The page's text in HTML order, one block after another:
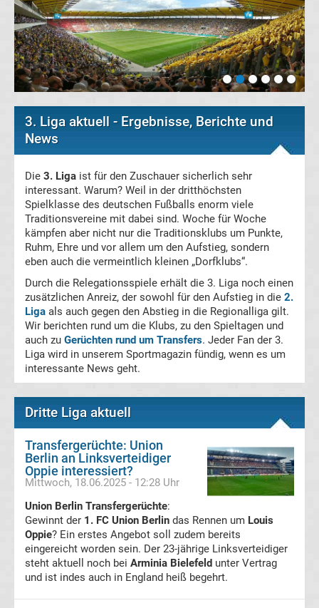
League
Europa
League
Premier
League
La
Serie
A
Türk.
Süper
Lig
Internat.
Fußball
UEFA
3. Liga aktuell - Ergebnisse, Berichte und
News
Die 3. Liga ist für den Zuschauer sicherlich sehr
interessant. Warum? Weil in der dritthöchsten
Spielklasse des deutschen Fußballs enorm viele
Traditionsvereine mit dabei sind. Woche für Woche
kämpfen aber nicht nur die Traditionsklubs um Punkte,
Ruhm, Ehre und vor allem um den Aufstieg, sondern
eben auch die vermeintlich kleinen „Dorfklubs“.
Durch die Relegationsspiele erhält die 3. Liga noch einen
zusätzlichen Anreiz, der sowohl für den Aufstieg in die 2.
Liga als auch gegen den Abstieg in die Regionalliga gilt.
Wir berichten rund um die Klubs, zu den Spieltagen und
auch zu Gerüchten rund um Transfers. Jeder Fan der 3.
Liga wird in unserem Sportmagazin fündig, wenn es um
interessante News geht.
Dritte Liga aktuell
Transfergerüchte: Union
Berlin an Linksverteidiger
Oppie interessiert?
Mittwoch, 18.06.2025 - 12:28 Uhr
Union Berlin Transfergerüchte:
Gewinnt der 1. FC Union Berlin das Rennen um Louis
Oppie? Ein erstes Angebot soll zudem bereits
eingereicht worden sein. Der 23-jährige Linksverteidiger
steht aktuell noch bei Arminia Bielefeld unter Vertrag
und ist indes auch in England heiß begehrt.